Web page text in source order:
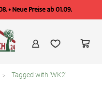
• Neue Preise ab 01.09.
Tagged with 'WK2'